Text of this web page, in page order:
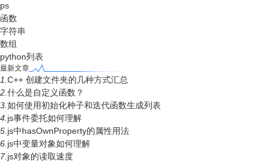
ps
函数
字符串
数组
python列表
最新文章
1. C++ 创建文件夹的几种方式汇总
2. 什么是自定义函数？
3. 如何使用初始化种子和迭代函数生成列表
4. js事件委托如何理解
5. js中hasOwnProperty的属性用法
6. js中变量对象如何理解
7. js对象的读取速度